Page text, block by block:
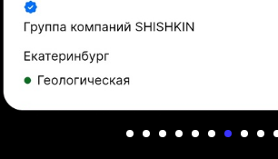
образовательные проекты
работа на фрилансе